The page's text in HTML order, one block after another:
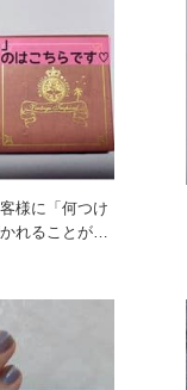
様に「何つけ
れることが多